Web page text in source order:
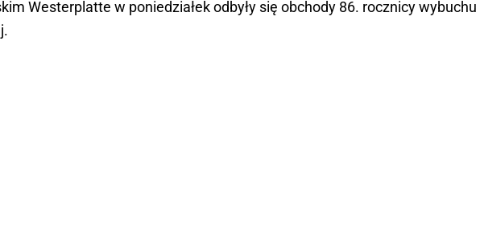
Westerplatte w poniedziałek odbyły się obchody 86. rocznicy wybuchu